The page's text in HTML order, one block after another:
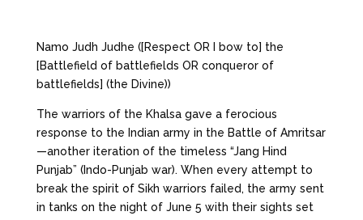
Namo Judh Judhe ([Respect OR I bow to] the
[Battlefield of battlefields OR conqueror of
battlefields] (the Divine))
The warriors of the Khalsa gave a ferocious
response to the Indian army in the Battle of Amritsar
—another iteration of the timeless “Jang Hind
Punjab” (Indo-Punjab war). When every attempt to
break the spirit of Sikh warriors failed, the army sent
in tanks on the night of June 5 with their sights set